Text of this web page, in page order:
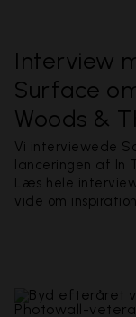
Interview
Surface
Woods &
Vi interviewede
lanceringen af In
Læs hele
vide om
farver